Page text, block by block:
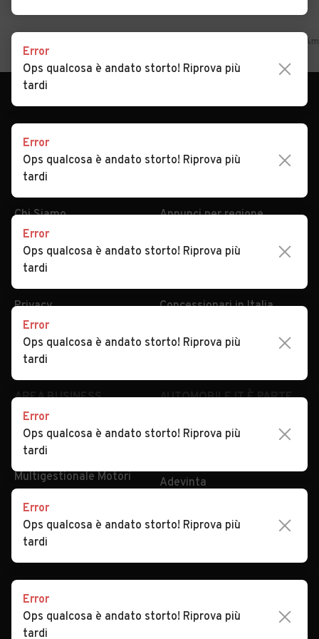
Auto usate in vendita
Chi Siamo
Serve aiuto?
Dati identificativi
Privacy
Impostazioni Privacy
Security
Annunci per regione
Tutte le auto usate
Concessionari in Italia
Valutazione auto
AREA BUSINESS
Registrazione
concessionario
Multigestionale Motori
AUTOMOBILE.IT È PARTE
subito.it
Adevinta
SEGUICI
Copyright © 2023 Marktplaats B.V. Tutti i diritti riservati.
Marktplaats B.V. - P.IVA 803.603.307.B.01
Error
Ops qualcosa è andato storto! Riprova più
tardi
Error
Ops qualcosa è andato storto! Riprova più
tardi
Error
Ops qualcosa è andato storto! Riprova più
tardi
Error
Ops qualcosa è andato storto! Riprova più
tardi
Error
Ops qualcosa è andato storto! Riprova più
tardi
Error
Ops qualcosa è andato storto! Riprova più
tardi
Error
Ops qualcosa è andato storto! Riprova più
tardi